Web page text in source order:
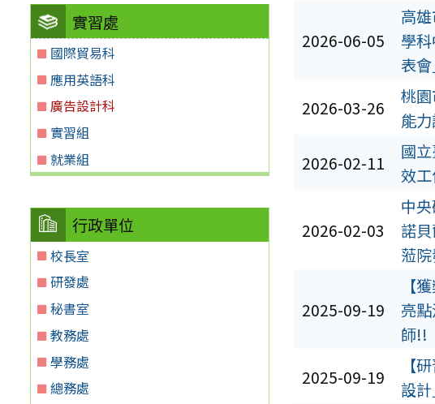
實習處
國際貿易科
應用英語科
廣告設計科
實習組
就業組
行政單位
校長室
研發處
秘書室
教務處
學務處
總務處
2026-06-05
高
學
表會
2026-03-26
桃
能
2026-02-11
國
效
2026-02-03
中
諾
蒞
2025-09-19
【
亮
師!!
2025-09-19
【
設